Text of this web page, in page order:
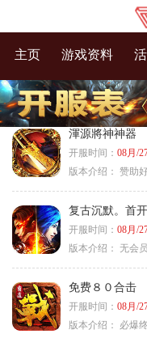
主页 游戏资料
渾源將神神器
开服时间： 08月/
版本介绍： 赞助
复古沉默。首开
开服时间： 08月/
版本介绍： 无会
免费８０合击
开服时间： 08月/
版本介绍：
必爆